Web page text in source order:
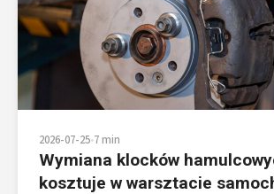
2026-07-25•7 min
Wymiana klocków
kosztuje w warsztacie